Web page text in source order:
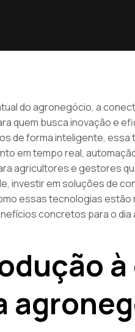
do agronegócio, a
quem busca inovação e
de forma inteligente,
em tempo real,
agricultores e gestores
investir em soluções de
essas tecnologias
concretos para o dia